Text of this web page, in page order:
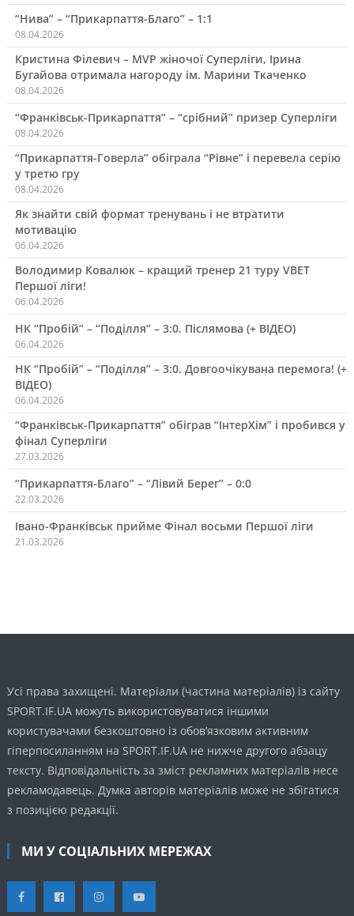
“Нива” – “Прикарпаття-Благо” – 1:1
08.04.2026
Кристина Філевич – MVP жіночої Суперліги, Ірина
Бугайова отримала нагороду ім. Марини Ткаченко
08.04.2026
“Франківськ-Прикарпаття” – “срібний” призер Суперліги
08.04.2026
“Прикарпаття-Говерла” обіграла “Рівне” і перевела серію
у третю гру
08.04.2026
Як знайти свій формат тренувань і не втратити
мотивацію
06.04.2026
Володимир Ковалюк – кращий тренер 21 туру VBET
Першої ліги!
06.04.2026
НК “Пробій” – “Поділля” – 3:0. Післямова (+ ВІДЕО)
06.04.2026
НК “Пробій” – “Поділля” – 3:0. Довгоочікувана перемога! (+
ВІДЕО)
06.04.2026
“Франківськ-Прикарпаття” обіграв “ІнтерХім” і пробився у
фінал Суперліги
27.03.2026
“Прикарпаття-Благо” – “Лівий Берег” – 0:0
22.03.2026
Івано-Франківськ прийме Фінал восьми Першої ліги
21.03.2026
Усі права захищені. Матеріали (частина матеріалів) із сайту
SPORT.IF.UA можуть використовуватися іншими
користувачами безкоштовно із обов’язковим активним
гіперпосиланням на SPORT.IF.UA не нижче другого абзацу
тексту. Відповідальність за зміст рекламних матеріалів несе
рекламодавець. Думка авторів матеріалів може не збігатися
з позицією редакції.
МИ У СОЦІАЛЬНИХ МЕРЕЖАХ